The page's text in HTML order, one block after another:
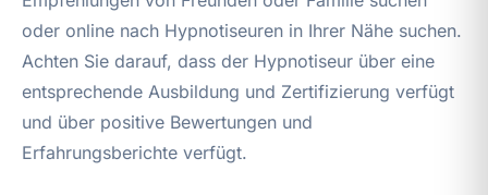
oder online nach Hypnotiseuren in Ihrer Nähe suchen.
Achten Sie darauf, dass der Hypnotiseur über eine
entsprechende Ausbildung und Zertifizierung verfügt
und über positive Bewertungen und
Erfahrungsberichte verfügt.